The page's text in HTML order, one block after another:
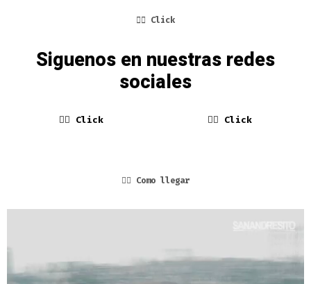
👆🏼 Click
Siguenos en nuestras redes
sociales
👆🏼 Click 👆🏼 Click
👆🏼 Como llegar